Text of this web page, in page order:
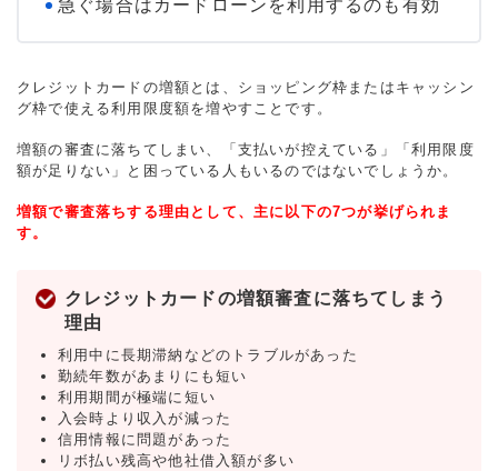
急ぐ場合はカードローンを利用するのも有効
クレジットカードの増額とは、ショッピング枠またはキャッシン
グ枠で使える利用限度額を増やすことです。
増額の審査に落ちてしまい、「支払いが控えている」「利用限度
額が足りない」と困っている人もいるのではないでしょうか。
増額で審査落ちする理由として、主に以下の7つが挙げられま
す。
クレジットカードの増額審査に落ちてしまう
理由
利用中に長期滞納などのトラブルがあった
勤続年数があまりにも短い
利用期間が極端に短い
入会時より収入が減った
信用情報に問題があった
リボ払い残高や他社借入額が多い